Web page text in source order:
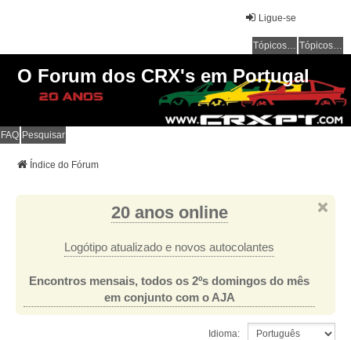
Ligue-se
Tópicos sem resposta Tópicos ativos
O Forum dos CRX's em Portugal
FAQ Pesquisar
Índice do Fórum
20 anos online
Logótipo atualizado e novos autocolantes
Encontros mensais, todos os 2ºs domingos do mês
em conjunto com o AJA
Idioma: